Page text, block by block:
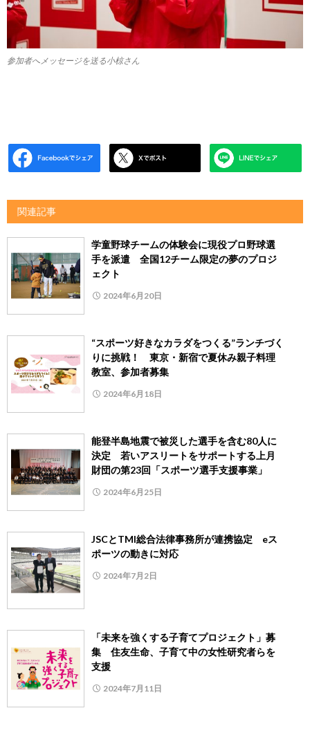
参加者へメッセージを送る小椋さん
関連記事
学童野球チームの体験会に現役プロ野球選
手を派遣 全国12チーム限定の夢のプロジ
ェクト
2024年6月20日
“スポーツ好きなカラダをつくる”ランチづく
りに挑戦！ 東京・新宿で夏休み親子料理
教室、参加者募集
2024年6月18日
能登半島地震で被災した選手を含む80人に
決定 若いアスリートをサポートする上月
財団の第23回「スポーツ選手支援事業」
2024年6月25日
JSCとTMI総合法律事務所が連携協定 eス
ポーツの動きに対応
2024年7月2日
「未来を強くする子育てプロジェクト」募
集 住友生命、子育て中の女性研究者らを
支援
2024年7月11日